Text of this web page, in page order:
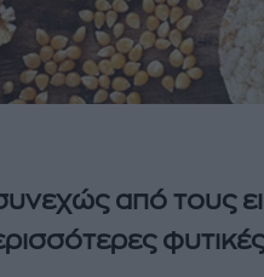
από τους
φυτικές